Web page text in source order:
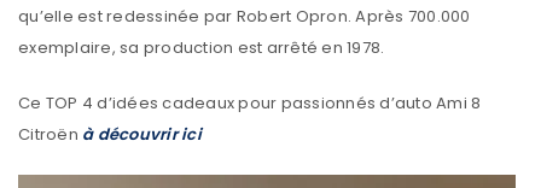
qu’elle est redessinée par Robert Opron. Après 700.000
exemplaire, sa production est arrêté en 1978.
Ce TOP 4 d’idées cadeaux pour passionnés d’auto Ami 8
Citroën à découvrir ici